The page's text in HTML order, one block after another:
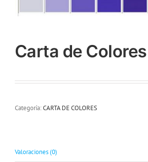
Carta de
Categoría:CARTA DE COLORES
Valoraciones (0)